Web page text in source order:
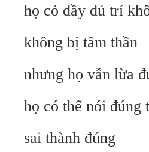
họ có đầy đủ trí
không bị tâm thần
nhưng họ vẫn lừa
họ có thể nói đúng
sai thành đúng